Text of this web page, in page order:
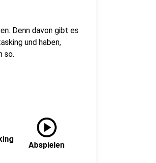
Denn davon gibt es
und haben,
so.
play_circle
Abspielen